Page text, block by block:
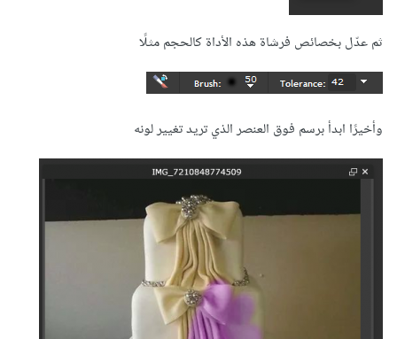
ثم عدّل بخصائص فرشاة هذه الأداة كالحجم مثلًا
وأخيرًا ابدأ برسم فوق العنصر الذي تريد تغيير لونه